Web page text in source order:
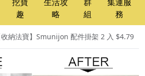
趣
略
組
務
收納法寶】Smunijon 配件掛架 2 入 $4.79